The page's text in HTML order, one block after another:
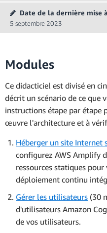
Date de la dernière mise
5 septembre 2023
Modules
Ce didacticiel est divisé en
décrit un scénario de ce que
instructions étape par étape
œuvre l'architecture et à
Héberger un site Internet
configurez AWS Amplify
ressources statiques
déploiement continu
Gérer les utilisateurs (30
d'utilisateurs Amazon
de vos utilisateurs.